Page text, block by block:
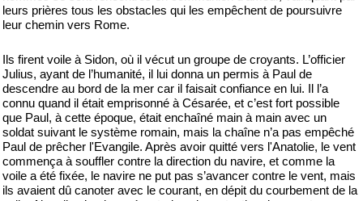
leurs prières tous les obstacles qui les empêchent de poursuivre
leur chemin vers Rome.
Ils firent voile à Sidon, où il vécut un groupe de croyants. L’officier
Julius, ayant de l’humanité, il lui donna un permis à Paul de
descendre au bord de la mer car il faisait confiance en lui. Il l’a
connu quand il était emprisonné à Césarée, et c’est fort possible
que Paul, à cette époque, était enchaîné main à main avec un
soldat suivant le système romain, mais la chaîne n’a pas empêché
Paul de prêcher l'Evangile. Après avoir quitté vers l'Anatolie, le vent
commença à souffler contre la direction du navire, et comme la
voile a été fixée, le navire ne put pas s’avancer contre le vent, mais
ils avaient dû canoter avec le courant, en dépit du courbement de la